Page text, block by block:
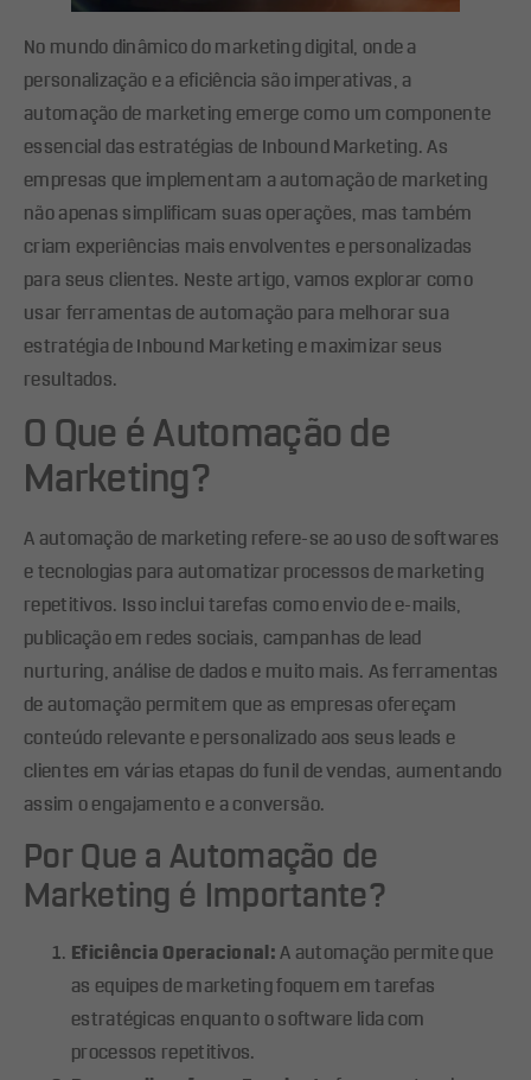
No mundo dinâmico do marketing digital, onde a
personalização e a eficiência são imperativas, a
automação de marketing emerge como um componente
essencial das estratégias de Inbound Marketing. As
empresas que implementam a automação de marketing
não apenas simplificam suas operações, mas também
criam experiências mais envolventes e personalizadas
para seus clientes. Neste artigo, vamos explorar como
usar ferramentas de automação para melhorar sua
estratégia de Inbound Marketing e maximizar seus
resultados.
O Que é Automação de
Marketing?
A automação de marketing refere-se ao uso de softwares
e tecnologias para automatizar processos de marketing
repetitivos. Isso inclui tarefas como envio de e-mails,
publicação em redes sociais, campanhas de lead
nurturing, análise de dados e muito mais. As ferramentas
de automação permitem que as empresas ofereçam
conteúdo relevante e personalizado aos seus leads e
clientes em várias etapas do funil de vendas, aumentando
assim o engajamento e a conversão.
Por Que a Automação de
Marketing é Importante?
Eficiência Operacional: A automação permite que
as equipes de marketing foquem em tarefas
estratégicas enquanto o software lida com
processos repetitivos.